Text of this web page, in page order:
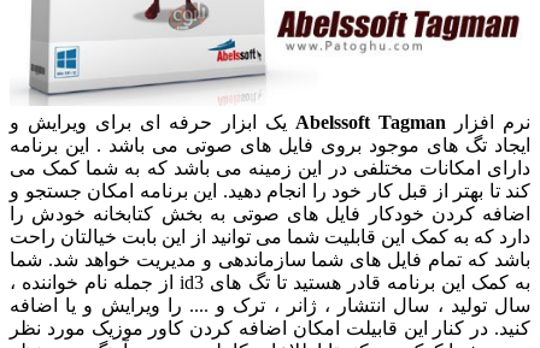
نرم افزار Abelssoft Tagman یک ابزار حرفه ای برای ویرایش و
ایجاد تگ های موجود بروی فایل های صوتی می باشد . این برنامه
دارای امکانات مختلفی در این زمینه می باشد که به شما کمک می
کند تا بهتر از قبل کار خود را انجام دهید. این برنامه امکان جستجو و
اضافه کردن خودکار فایل های صوتی به بخش کتابخانه خودش را
دارد که به کمک این قابلیت شما می توانید از این بابت خیالتان راحت
باشد که تمام فایل های شما سازماندهی و مدیریت خواهد شد. شما
به کمک این برنامه قادر هستید تا تگ های id3 از جمله نام خواننده ،
سال تولید ، سال انتشار ، ژانر ، ترک و .... را ویرایش و یا اضافه
کنید. در کنار این قابیلت امکان اضافه کردن کاور موزیک مورد نظر